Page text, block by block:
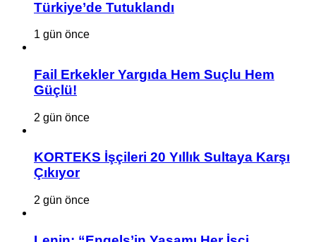
Türkiye’de Tutuklandı
1 gün önce
Fail Erkekler Yargıda Hem Suçlu Hem
Güçlü!
2 gün önce
KORTEKS İşçileri 20 Yıllık Sultaya Karşı
Çıkıyor
2 gün önce